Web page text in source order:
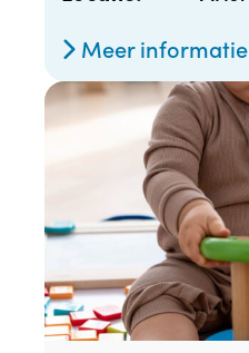
Meer informatie